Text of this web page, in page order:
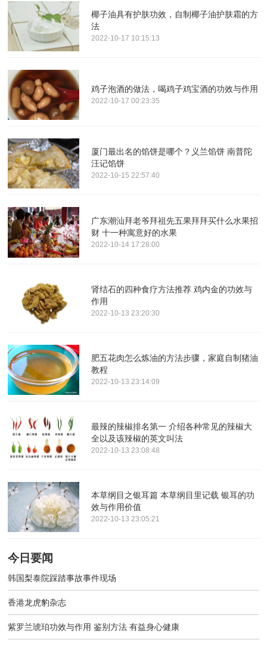
椰子油具有护肤功效，自制椰子油护肤霜的方
法
2022-10-17 10:15:13
鸡子泡酒的做法，喝鸡子鸡宝酒的功效与作用
2022-10-17 00:23:35
厦门最出名的馅饼是哪个？义兰馅饼 南普陀
汪记馅饼
2022-10-15 22:57:40
广东潮汕拜老爷拜祖先五果拜拜买什么水果招
财 十一种寓意好的水果
2022-10-14 17:28:00
肾结石的四种食疗方法推荐 鸡内金的功效与
作用
2022-10-13 23:20:30
肥五花肉怎么炼油的方法步骤，家庭自制猪油
教程
2022-10-13 23:14:09
最辣的辣椒排名第一 介绍各种常见的辣椒大
全以及该辣椒的英文叫法
2022-10-13 23:08:48
本草纲目之银耳篇 本草纲目里记载 银耳的功
效与作用价值
2022-10-13 23:05:21
今日要闻
韩国梨泰院踩踏事故事件现场
香港龙虎豹杂志
紫罗兰琥珀功效与作用 鉴别方法 有益身心健康